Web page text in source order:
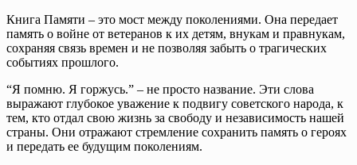
Книга Памяти – это мост между поколениями. Она передает
память о войне от ветеранов к их детям, внукам и правнукам,
сохраняя связь времен и не позволяя забыть о трагических
событиях прошлого.
“Я помню. Я горжусь.” – не просто название. Эти слова
выражают глубокое уважение к подвигу советского народа, к
тем, кто отдал свою жизнь за свободу и независимость нашей
страны. Они отражают стремление сохранить память о героях
и передать ее будущим поколениям.